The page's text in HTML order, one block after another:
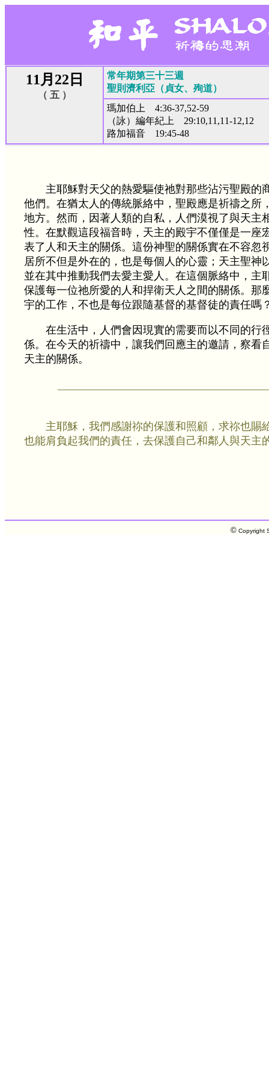
11月22日
（ 五 ）
常年期第三十三週
聖則濟利亞（貞女、殉道）
瑪加伯上 4:36-37,52-59
（詠）編年紀上 29:10,11,11-12,12
路加福音 19:45-48
主耶穌對天父的熱愛驅使祂對那些沾污聖殿的
他們。在猶太人的傳統脈絡中，聖殿應是祈禱之所
地方。然而，因著人類的自私，人們漠視了與天主
性。在默觀這段福音時，天主的殿宇不僅僅是一座
表了人和天主的關係。這份神聖的關係實在不容忽
居所不但是外在的，也是每個人的心靈；天主聖神
並在其中推動我們去愛主愛人。在這個脈絡中，主
保護每一位祂所愛的人和捍衛天人之間的關係。那
宇的工作，不也是每位跟隨基督的基督徒的責任嗎
在生活中，人們會因現實的需要而以不同的行
係。在今天的祈禱中，讓我們回應主的邀請，察看
天主的關係。
主耶穌，我們感謝祢的保護和照顧，求祢也賜
也能肩負起我們的責任，去保護自己和鄰人與天主
© Copyright